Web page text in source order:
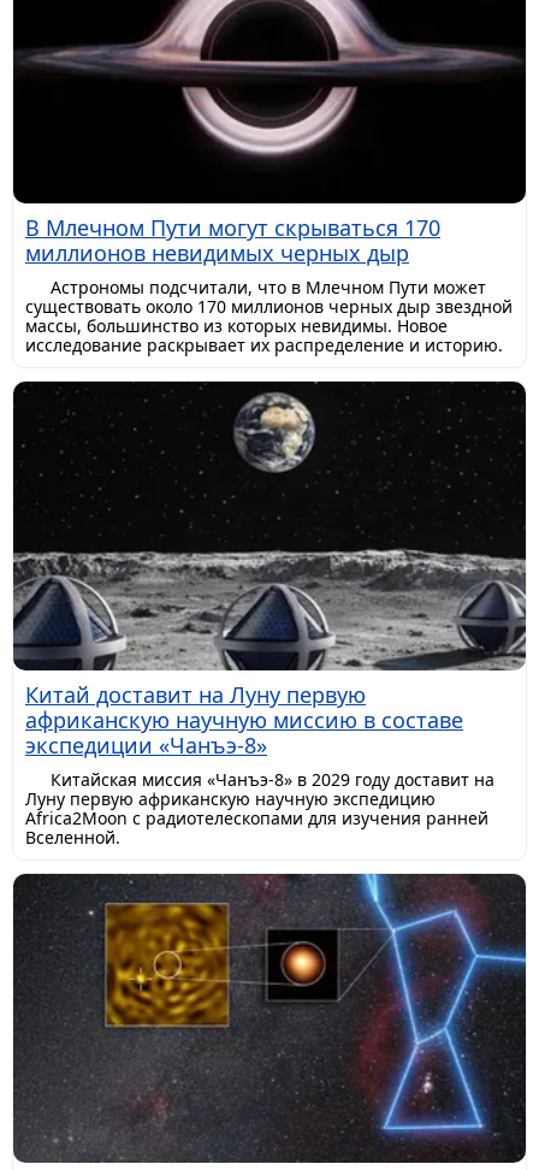
В Млечном Пути могут скрываться 170
миллионов невидимых черных дыр
Астрономы подсчитали, что в Млечном Пути может
существовать около 170 миллионов черных дыр звездной
массы, большинство из которых невидимы. Новое
исследование раскрывает их распределение и историю.
Китай доставит на Луну первую
африканскую научную миссию в составе
экспедиции «Чанъэ-8»
Китайская миссия «Чанъэ-8» в 2029 году доставит на
Луну первую африканскую научную экспедицию
Africa2Moon с радиотелескопами для изучения ранней
Вселенной.